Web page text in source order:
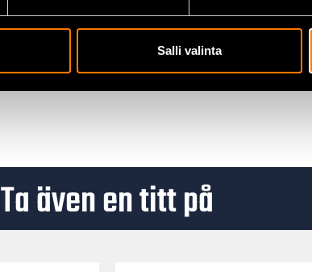
Salli valinta
Ta även en titt på